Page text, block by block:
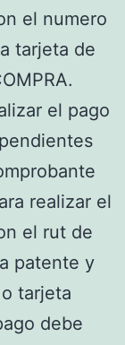
el numero
tarjeta de
el pago
realizar el
el rut de
patente y
tarjeta
debe